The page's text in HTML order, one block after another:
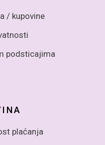
/ kupovine
podsticajima
plaćanja